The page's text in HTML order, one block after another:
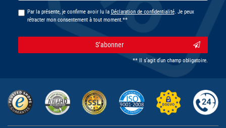
Par la présente, je confirme avoir lu la Déclaration de confidentialité. Je peux
rétracter mon consentement à tout moment.**
S’abonner
** Il s’agit d’un champ obligatoire.